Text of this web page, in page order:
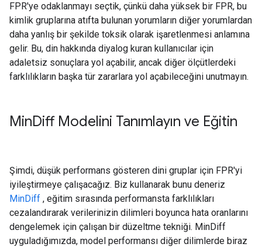
FPR'ye odaklanmayı seçtik, çünkü daha yüksek bir FPR, bu
kimlik gruplarına atıfta bulunan yorumların diğer yorumlardan
daha yanlış bir şekilde toksik olarak işaretlenmesi anlamına
gelir. Bu, din hakkında diyalog kuran kullanıcılar için
adaletsiz sonuçlara yol açabilir, ancak diğer ölçütlerdeki
farklılıkların başka tür zararlara yol açabileceğini unutmayın.
MinDiff Modelini Tanımlayın ve Eğitin
Şimdi, düşük performans gösteren dini gruplar için FPR'yi
iyileştirmeye çalışacağız. Biz kullanarak bunu deneriz
MinDiff , eğitim sırasında performansta farklılıkları
cezalandırarak verilerinizin dilimleri boyunca hata oranlarını
dengelemek için çalışan bir düzeltme tekniği. MinDiff
uyguladığımızda, model performansı diğer dilimlerde biraz